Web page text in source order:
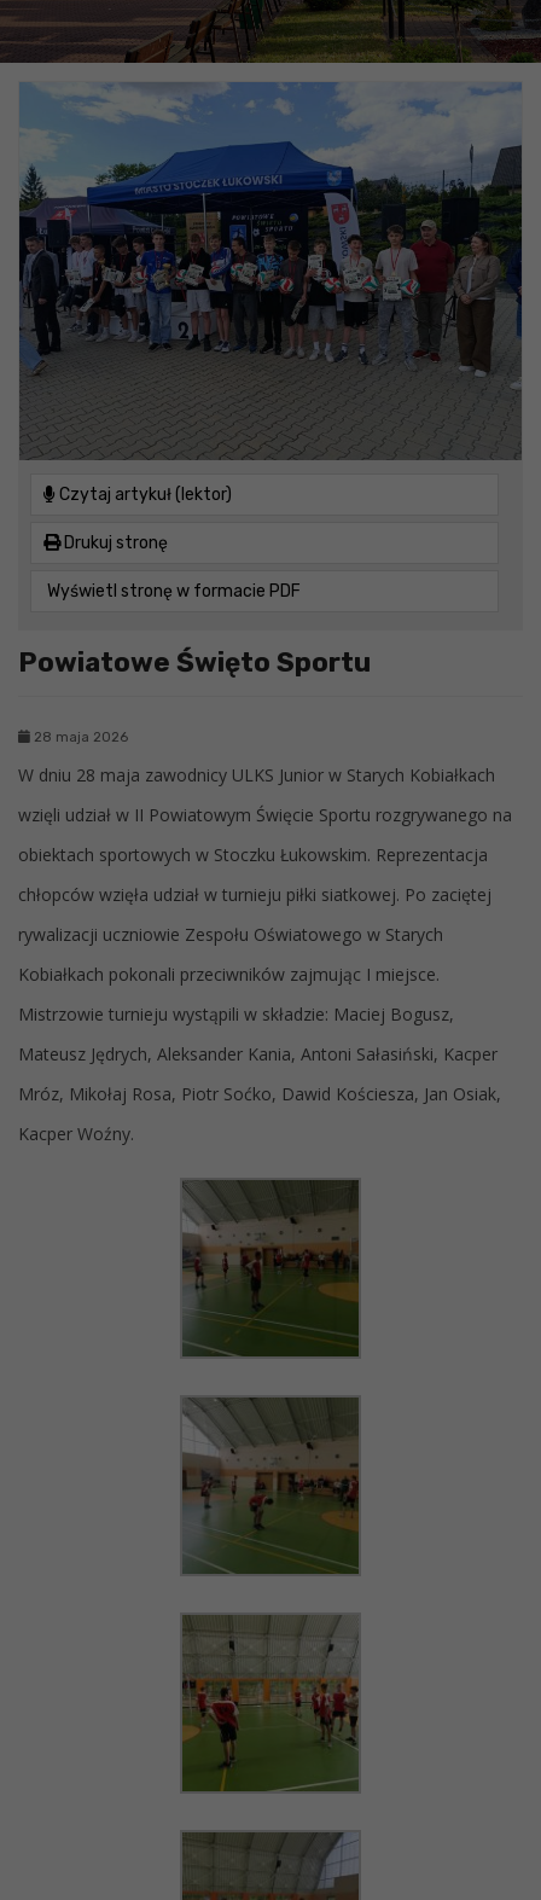
Czytaj artykuł (lektor)
Drukuj stronę
Wyświetl stronę w formacie PDF
Powiatowe Święto Sportu
28 maja 2026
W dniu 28 maja zawodnicy ULKS Junior w Starych Kobiałkach
wzięli udział w II Powiatowym Święcie Sportu rozgrywanego na
obiektach sportowych w Stoczku Łukowskim. Reprezentacja
chłopców wzięła udział w turnieju piłki siatkowej. Po zaciętej
rywalizacji uczniowie Zespołu Oświatowego w Starych
Kobiałkach pokonali przeciwników zajmując I miejsce.
Mistrzowie turnieju wystąpili w składzie: Maciej Bogusz,
Mateusz Jędrych, Aleksander Kania, Antoni Sałasiński, Kacper
Mróz, Mikołaj Rosa, Piotr Soćko, Dawid Kościesza, Jan Osiak,
Kacper Woźny.